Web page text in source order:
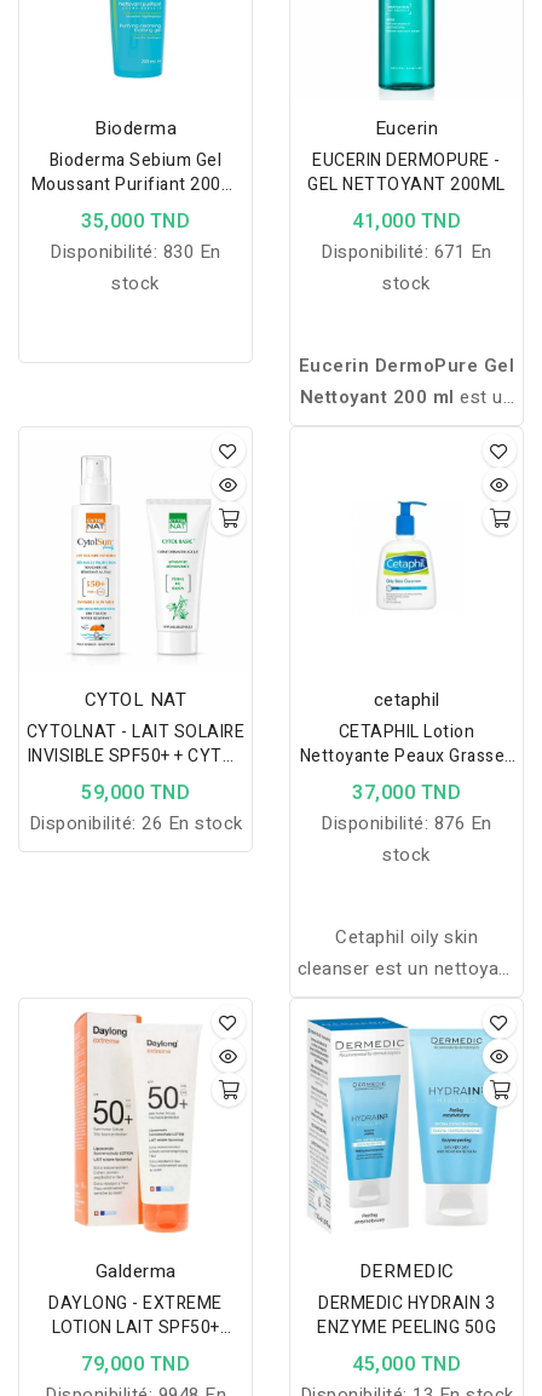
en actifs hydratants et
relipidants (35%) à la
Niacinamide apaisante et
restaurer la barrière
cutanée et soulager les
démangeaisons.
imperfections. Convient
au visage et au corps des
peaux à tendance
Bioderma
Bioderma Sebium Gel
Moussant Purifiant 200ml
Pompe Peaux Mixtes A
Grasses
35,000 TND
Disponibilité: 830 En
stock
Eucerin
EUCERIN DERMOPURE -
GEL NETTOYANT 200ML
41,000 TND
Disponibilité: 671 En
stock
Eucerin DermoPure Gel
Nettoyant 200 ml est un
nettoyant quotidien
spécialement formulé
imperfections et à
tendance acnéique. Il
purifie la peau, élimine
l’excès de sébum et
CYTOL NAT
CYTOLNAT - LAIT SOLAIRE
INVISIBLE SPF50+ + CYTOL
BASIC CREME 100ML
OFFERTE
59,000 TND
Disponibilité: 26 En stock
cetaphil
CETAPHIL Lotion
Nettoyante Peaux Grasses
236ml
37,000 TND
Disponibilité: 876 En
stock
Cetaphil oily skin
cleanser est un nettoyant
destiné aux peaux mixtes
à grasses et convient aux
peaux sensibles.
Galderma
DAYLONG - EXTREME
LOTION LAIT SPF50+
100ML
79,000 TND
DERMEDIC
DERMEDIC HYDRAIN 3
ENZYME PEELING 50G
45,000 TND